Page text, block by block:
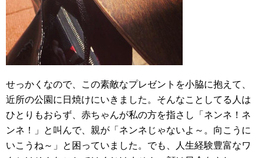
せっかくなので、この素敵なプレゼントを小脇に抱えて、
近所の公園に日焼けにいきました。そんなことしてる人は
ひとりもおらず、赤ちゃんが私の方を指さし「ネンネ！ネ
ンネ！」と叫んで、親が「ネンネじゃないよ～。向こうに
いこうね～」と困っていました。でも、人生経験豊富なワ